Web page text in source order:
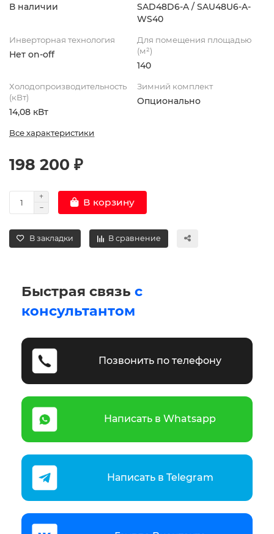
В наличии
SAD48D6-A / SAU48U6-A-
WS40
Инверторная технология
Нет on-off
Для помещения площадью
(м²)
140
Холодопроизводительность
(кВт)
14,08 кВт
Зимний комплект
Опционально
Все характеристики
198 200 ₽
В корзину
В закладки В сравнение
Быстрая связь с
консультантом
Позвонить по телефону
Написать в Whatsapp
Написать в Telegram